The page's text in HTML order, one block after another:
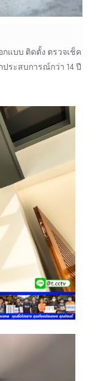
แบบ ติดตั้ง ตรวจเช็ค
ระสบการณ์กว่า 14 ปี